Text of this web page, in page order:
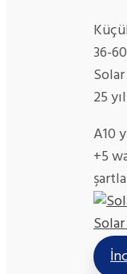
36-60
25
A10
+5